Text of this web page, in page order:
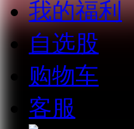
我的福利
自选股
购物车
客服